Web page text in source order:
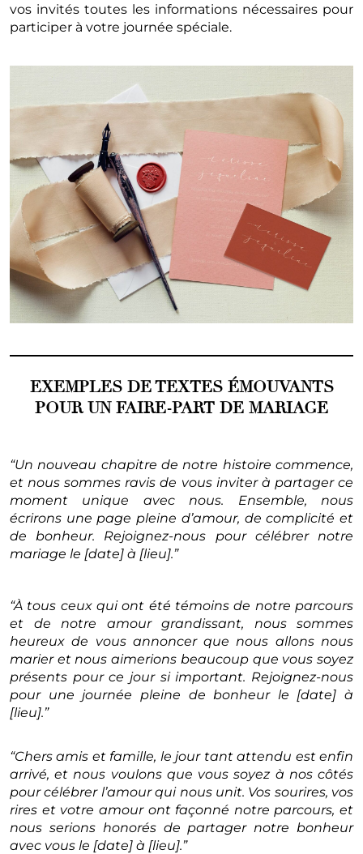
vos invités toutes les informations nécessaires pour
participer à votre journée spéciale.
EXEMPLES DE TEXTES ÉMOUVANTS
POUR UN FAIRE-PART DE MARIAGE
“Un nouveau chapitre de notre histoire commence,
et nous sommes ravis de vous inviter à partager ce
moment unique avec nous. Ensemble, nous
écrirons une page pleine d’amour, de complicité et
de bonheur. Rejoignez-nous pour célébrer notre
mariage le [date] à [lieu].”
“À tous ceux qui ont été témoins de notre parcours
et de notre amour grandissant, nous sommes
heureux de vous annoncer que nous allons nous
marier et nous aimerions beaucoup que vous soyez
présents pour ce jour si important. Rejoignez-nous
pour une journée pleine de bonheur le [date] à
[lieu].”
“Chers amis et famille, le jour tant attendu est enfin
arrivé, et nous voulons que vous soyez à nos côtés
pour célébrer l’amour qui nous unit. Vos sourires, vos
rires et votre amour ont façonné notre parcours, et
nous serions honorés de partager notre bonheur
avec vous le [date] à [lieu].”